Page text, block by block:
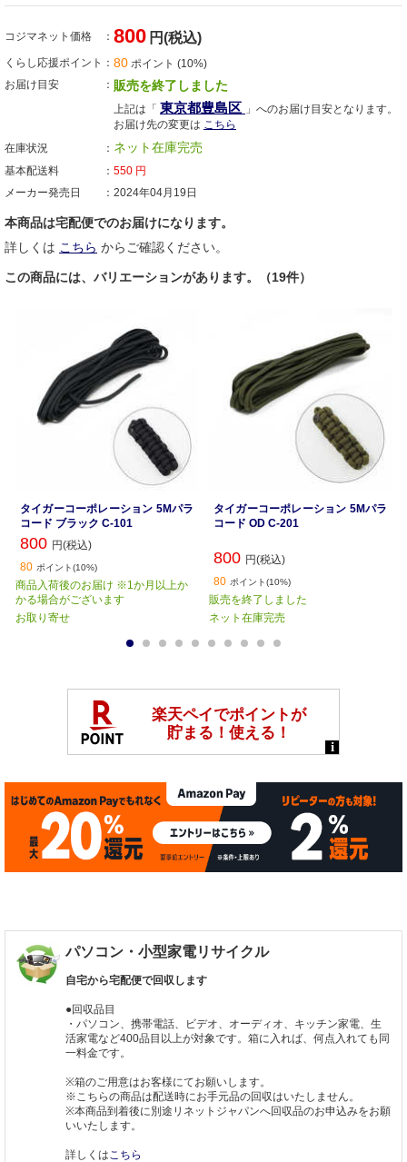
コジマネット価格 800 円(税込)
くらし応援ポイント 80 ポイント (10%)
お届け目安
販売を終了しました
上記は「 東京都豊島区 」へのお届け目安となります。
お届け先の変更は こちら
在庫状況
ネット在庫完売
基本配送料 550 円
メーカー発売日
2024年04月19日
本商品は宅配便でのお届けになります。
詳しくは こちら からご確認ください。
この商品には、バリエーションがあります。（19件）
タイガーコーポレーション 5Mパラ
コード ブラック C-101
800 円(税込)
80 ポイント(10%)
商品入荷後のお届け ※1か月以上か
かる場合がございます
お取り寄せ
タイガーコーポレーション 5Mパラ
コード OD C-201
800 円(税込)
80 ポイント(10%)
販売を終了しました
ネット在庫完売
パソコン・小型家電リサイクル
自宅から宅配便で回収します
●回収品目
・パソコン、携帯電話、ビデオ、オーディオ、キッチン家電、生
活家電など400品目以上が対象です。箱に入れば、何点入れても同
一料金です。
※箱のご用意はお客様にてお願いします。
※こちらの商品は配送時にお手元品の回収はいたしません。
※本商品到着後に別途リネットジャパンへ回収品のお申込みをお願
いいたします。
詳しくは こちら